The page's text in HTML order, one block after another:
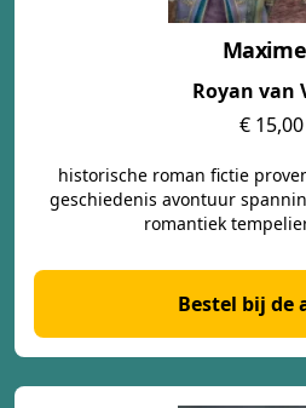
Royan van
€ 15,00
historische roman fictie
geschiedenis avontuur
romantiek
Bestel bij de